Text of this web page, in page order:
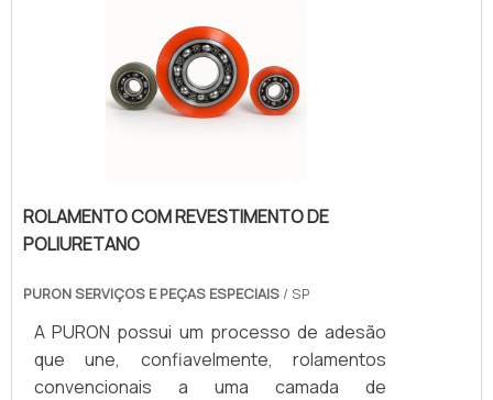
ROLAMENTO COM REVESTIMENTO DE
POLIURETANO
PURON SERVIÇOS E PEÇAS ESPECIAIS / SP
A PURON possui um processo de adesão
que une, confiavelmente, rolamentos
convencionais a uma camada de